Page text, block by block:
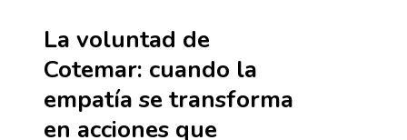
La voluntad de
Cotemar: cuando la
empatía se transforma
en acciones que